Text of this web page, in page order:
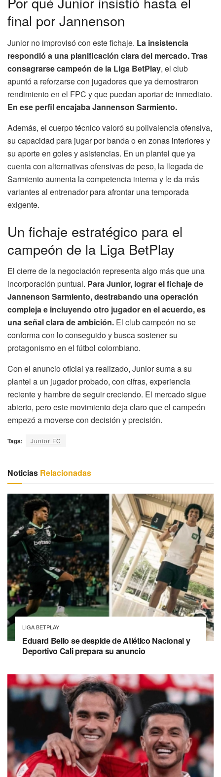
final por Jannenson
Junior no improvisó con este fichaje. La insistencia
respondió a una planificación clara del mercado. Tras
consagrarse campeón de la Liga BetPlay, el club
apuntó a reforzarse con jugadores que ya demostraron
rendimiento en el FPC y que puedan aportar de inmediato.
En ese perfil encajaba Jannenson Sarmiento.
Además, el cuerpo técnico valoró su polivalencia ofensiva,
su capacidad para jugar por banda o en zonas interiores y
su aporte en goles y asistencias. En un plantel que ya
cuenta con alternativas ofensivas de peso, la llegada de
Sarmiento aumenta la competencia interna y le da más
variantes al entrenador para afrontar una temporada
exigente.
Un fichaje estratégico para el
campeón de la Liga BetPlay
El cierre de la negociación representa algo más que una
incorporación puntual. Para Junior, lograr el fichaje de
Jannenson Sarmiento, destrabando una operación
compleja e incluyendo otro jugador en el acuerdo, es
una señal clara de ambición. El club campeón no se
conforma con lo conseguido y busca sostener su
protagonismo en el fútbol colombiano.
Con el anuncio oficial ya realizado, Junior suma a su
plantel a un jugador probado, con cifras, experiencia
reciente y hambre de seguir creciendo. El mercado sigue
abierto, pero este movimiento deja claro que el campeón
empezó a moverse con decisión y precisión.
Tags: Junior FC
Noticias Relacionadas
LIGA BETPLAY
Eduard Bello se despide de Atlético Nacional y
Deportivo Cali prepara su anuncio